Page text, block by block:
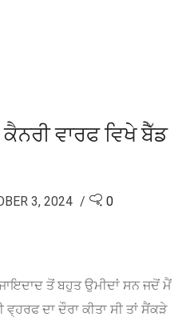
ਵਾਰਫ ਵਿਖੇ ਬੈੱਡ
3, 2024 0
ਤੋਂ ਬਹੁਤ ਉਮੀਦਾਂ ਸਨ ਜਦੋਂ ਮੈਂ
ਵ੍ਹਰਫ ਦਾ ਦੌਰਾ ਕੀਤਾ ਸੀ ਤਾਂ ਸੈਂਕੜੇ